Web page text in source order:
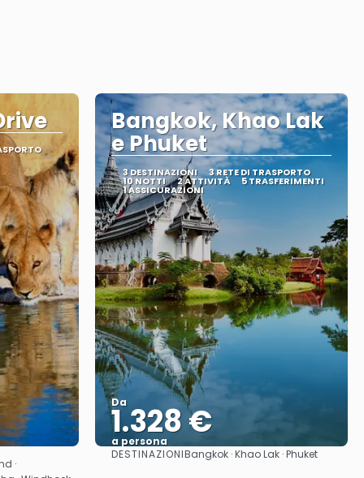
·
Bangkok, Khao Lak
e Phuket
3 DESTINAZIONI 3 RETE DI TRASPORTO
10 NOTTI 2 ATTIVITÀ 5 TRASFERIMENTI
1 ASSICURAZIONI
Da
1.328 €
a persona
Vedere
DESTINAZIONIBangkok · Khao Lak · Phuket